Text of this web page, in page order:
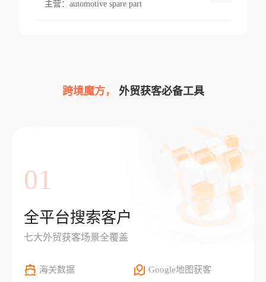
主营： automotive spare part
跨境魔方， 外贸获客必备工具
01
全平台搜索客户
七大外贸获客场景全覆盖
海关数据 Google地图获客